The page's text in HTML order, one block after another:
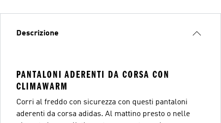
Descrizione
PANTALONI ADERENTI DA CORSA CON
CLIMAWARM
Corri al freddo con sicurezza con questi pantaloni
aderenti da corsa adidas. Al mattino presto o nelle